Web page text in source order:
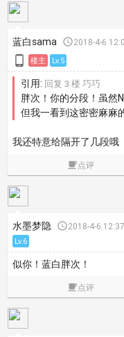
蓝白sama 2018-4-6
 楼主 Lv.5
引用: 回复 3 楼 巧巧
胖次！你的分段！虽然
但我一看到这密密麻麻
我还特意给隔开了几段哦
点评
水墨梦隐 2018-4-6
Lv.6
似你！蓝白胖次！
点评